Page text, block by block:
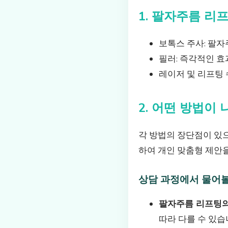
1. 팔자주름 리
보톡스 주사: 팔
필러: 즉각적인
레이저 및 리프팅
2. 어떤 방법이
각 방법의 장단점이 있
하여 개인 맞춤형 제안
상담 과정에서 물어
팔자주름 리프팅
따라 다를 수 있습